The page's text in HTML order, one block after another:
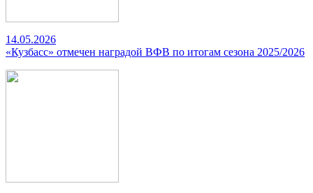
14.05.2026
«Кузбасс» отмечен наградой ВФВ по итогам сезона 2025/2026